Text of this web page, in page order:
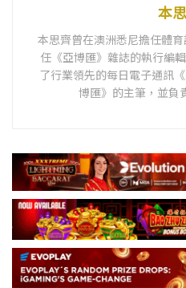
本
本思齊曾在澳洲悉尼擔任體
任《亞博匯》雜誌的執行編
了行業領先的每日電子通訊
博匯》的主筆，並負